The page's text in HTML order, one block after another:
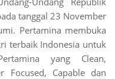
tanggal 23 November
Pertamina membuka
terbaik Indonesia untuk
yang Clean,
Focused, Capable dan